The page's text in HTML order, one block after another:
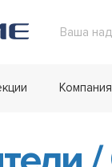
Ваша
Компания